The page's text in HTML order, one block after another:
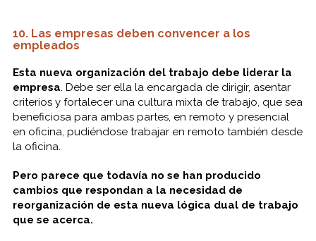
10. Las empresas deben convencer a los
empleados
Esta nueva organización del trabajo debe liderar la
empresa. Debe ser ella la encargada de dirigir, asentar
criterios y fortalecer una cultura mixta de trabajo, que sea
beneficiosa para ambas partes, en remoto y presencial
en oficina, pudiéndose trabajar en remoto también desde
la oficina.
Pero parece que todavía no se han producido
cambios que respondan a la necesidad de
reorganización de esta nueva lógica dual de trabajo
que se acerca.